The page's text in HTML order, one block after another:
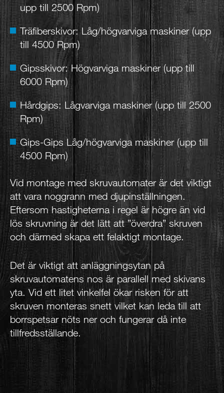
upp till 2500 Rpm)
Träfiberskivor: Låg/högvarviga maskiner (upp
till 4500 Rpm)
Gipsskivor: Högvarviga maskiner (upp till
6000 Rpm)
Hårdgips: Lågvarviga maskiner (upp till 2500
Rpm)
Gips-Gips Låg/högvarviga maskiner (upp till
4500 Rpm)
Vid montage med skruvautomater är det viktigt
att vara noggrann med djupinställningen.
Eftersom hastigheterna i regel är högre än vid
lös skruvning är det lätt att ”överdra” skruven
och därmed skapa ett felaktigt montage.
Det är viktigt att anläggningsytan på
skruvautomatens nos är parallell med skivans
yta. Vid ett litet vinkelfel ökar risken för att
skruven monteras snett vilket kan leda till att
borrspetsar nöts ner och fungerar då inte
tillfredsställande.